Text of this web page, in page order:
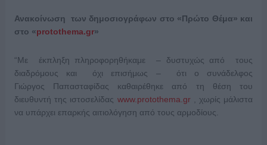
Ανακοίνωση των δημοσιογράφων στο «Πρώτο Θέμα» και
στο «protothema.gr»
“Με έκπληξη πληροφορηθήκαμε – δυστυχώς από τους
διαδρόμους και όχι επισήμως – ότι ο συνάδελφος
Γιώργος Παπασταφίδας καθαιρέθηκε από τη θέση του
διευθυντή της ιστοσελίδας www.protothema.gr, χωρίς μάλιστα
να υπάρχει επαρκής αιτιολόγηση από τους αρμοδίους.